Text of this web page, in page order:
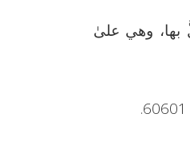
بها، وهي علىٰ